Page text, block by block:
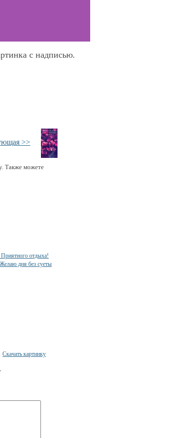
с надписью.
>>
Также можете
Скачать картинку